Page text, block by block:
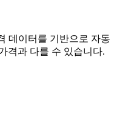
데이터를 기반으로 자동
격과 다를 수 있습니다.